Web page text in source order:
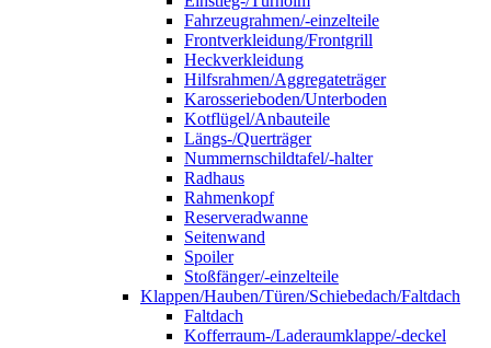
Fahrzeugrahmen/-einzelteile
Frontverkleidung/Frontgrill
Heckverkleidung
Hilfsrahmen/Aggregateträger
Karosserieboden/Unterboden
Kotflügel/Anbauteile
Längs-/Querträger
Nummernschildtafel/-halter
Radhaus
Rahmenkopf
Reserveradwanne
Seitenwand
Spoiler
Stoßfänger/-einzelteile
Klappen/Hauben/Türen/Schiebedach/Faltdach
Faltdach
Kofferraum-/Laderaumklappe/-deckel